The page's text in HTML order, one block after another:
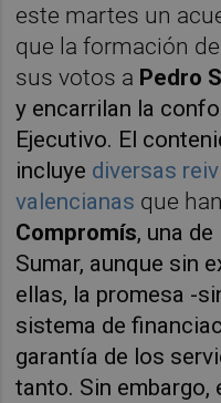
este martes un
que la formación de
sus votos a Pedro
y encarrilan la
Ejecutivo. El
incluye diversas
valencianas que
Compromís, una
Sumar, aunque sin
ellas, la promesa -
sistema de
garantía de los
tanto. Sin embargo,